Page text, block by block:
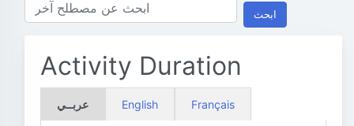
ابحث
Activity Duration
عربــي English Français